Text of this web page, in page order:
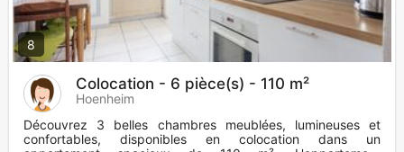
8
Colocation - 6 pièce(s) - 110 m²
Hoenheim
Découvrez 3 belles chambres meublées, lumineuses et
confortables, disponibles en colocation dans un